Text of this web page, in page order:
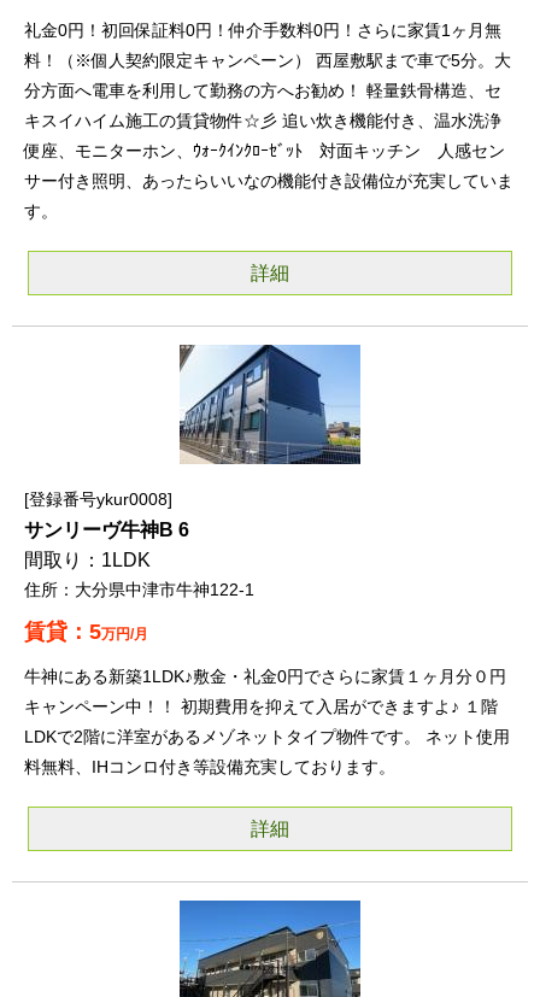
礼金0円！初回保証料0円！仲介手数料0円！さらに家賃1ヶ月無
料！（※個人契約限定キャンペーン） 西屋敷駅まで車で5分。大
分方面へ電車を利用して勤務の方へお勧め！ 軽量鉄骨構造、セ
キスイハイム施工の賃貸物件☆彡 追い炊き機能付き、温水洗浄
便座、モニターホン、ｳｫｰｸｲﾝｸﾛｰｾﾞｯﾄ 対面キッチン 人感セン
サー付き照明、あったらいいなの機能付き設備位が充実していま
す。
詳細
登録番号ykur0008
サンリーヴ牛神B 6
1LDK
大分県中津市牛神122-1
5万円/月
牛神にある新築1LDK♪敷金・礼金0円でさらに家賃１ヶ月分０円
キャンペーン中！！ 初期費用を抑えて入居ができますよ♪ １階
LDKで2階に洋室があるメゾネットタイプ物件です。 ネット使用
料無料、IHコンロ付き等設備充実しております。
詳細